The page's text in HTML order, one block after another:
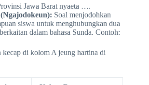
Jawa Barat nyaeta ….
Soal menjodohkan
siswa untuk menghubungkan dua
dalam bahasa Sunda. Contoh:
kecap di kolom A jeung hartina di